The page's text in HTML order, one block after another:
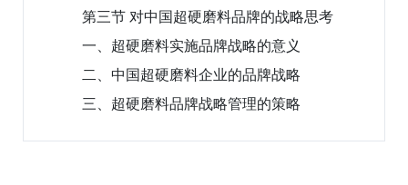
第三节 对中国超硬磨料品牌的战略思考
一、超硬磨料实施品牌战略的意义
二、中国超硬磨料企业的品牌战略
三、超硬磨料品牌战略管理的策略